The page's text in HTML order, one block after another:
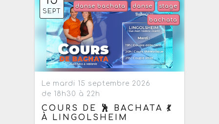
SEPT
stage
danse
danse bachata
bachata
Le mardi 15 septembre 2026
de 18h30 à 22h
COURS DE 🕺 BACHATA 💃
À LINGOLSHEIM